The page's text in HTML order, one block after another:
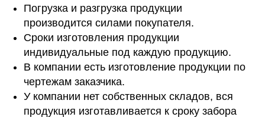
Погрузка и разгрузка продукции
производится силами покупателя.
Сроки изготовления продукции
индивидуальные под каждую продукцию.
В компании есть изготовление продукции по
чертежам заказчика.
У компании нет собственных складов, вся
продукция изготавливается к сроку забора
Мы позаботимся о
воплощении вашей идеи в
жизнь